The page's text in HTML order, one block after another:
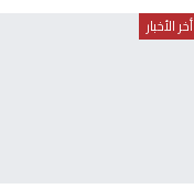
أخر الأخبار